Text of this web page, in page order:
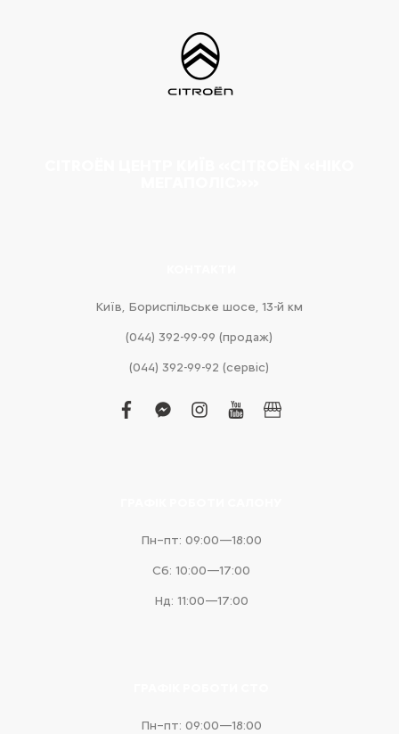
Київ, Бориспільське шосе, 13-й км
(044) 392-99-99 (продаж)
(044) 392-99-92 (сервіс)
facebook
facebook-
instagram
youtubebusiness
Пн–пт: 09:00—18:00
Сб: 10:00—17:00
Нд: 11:00—17:00
Пн–пт: 09:00—18:00